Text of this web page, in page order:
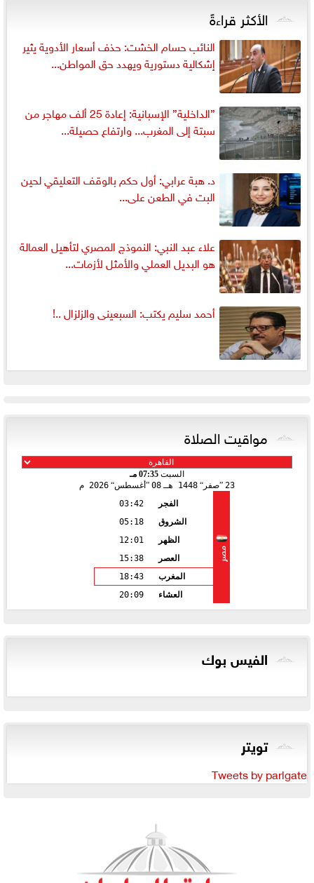
الأكثر قراءةً
النائب حسام الخشت: حذف أسعار الأدوية يثير
إشكالية دستورية ويهدد حق المواطن...
”الداخلية” الإسبانية: إعادة 25 ألف مهاجر من
سبتة إلى المغرب... وارتفاع حصيلة...
د. هبة عرابي: أول حكم بالوقف التعليقي لحين
البت في الطعن على...
علاء عبد النبي: النموذج المصري لتأهيل العمالة
هو البديل العملي والأمثل لأزمات...
أحمد سليم يكتب: السبعينى والزلزال ..!
مواقيت الصلاة
السبت 07:35 مـ
23
صفر 1448 هـ 08 أغسطس 2026 م
مصر
الفجر
03:42
الشروق
05:18
الظهر
12:01
العصر
15:38
المغرب
18:43
العشاء
20:09
الفيس بوك
تويتر
Tweets by parlgate